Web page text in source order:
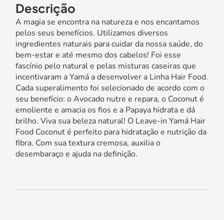
Descrição
A magia se encontra na natureza e nos encantamos
pelos seus benefícios. Utilizamos diversos
ingredientes naturais para cuidar da nossa saúde, do
bem-estar e até mesmo dos cabelos! Foi esse
fascínio pelo natural e pelas misturas caseiras que
incentivaram a Yamá a desenvolver a Linha Hair Food.
Cada superalimento foi selecionado de acordo com o
seu benefício: o Avocado nutre e repara, o Coconut é
emoliente e amacia os fios e a Papaya hidrata e dá
brilho. Viva sua beleza natural! O Leave-in Yamá Hair
Food Coconut é perfeito para hidratação e nutrição da
fibra. Com sua textura cremosa, auxilia o
desembaraço e ajuda na definição.